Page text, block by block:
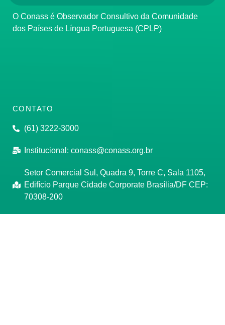
O Conass é Observador Consultivo da Comunidade
dos Países de Língua Portuguesa (CPLP)
CONTATO
(61) 3222-3000
Institucional: conass@conass.org.br
Setor Comercial Sul, Quadra 9, Torre C, Sala 1105,
Edifício Parque Cidade Corporate Brasília/DF CEP:
70308-200